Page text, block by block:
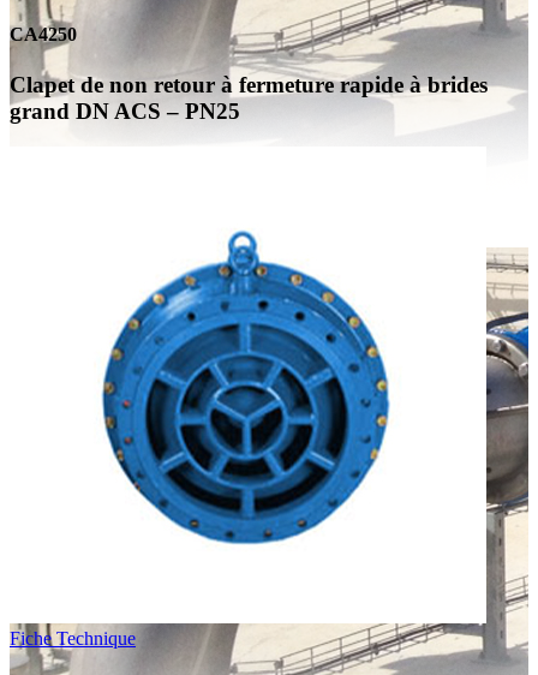
CA4250
Clapet de non retour à fermeture rapide à brides
grand DN ACS – PN25
Fiche Technique